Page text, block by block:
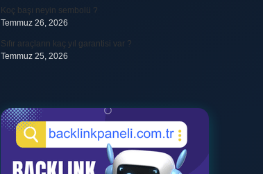
Koç başı neyin sembolü ?
Temmuz 26, 2026
Sıfır araçların kaç yıl garantisi var ?
Temmuz 25, 2026